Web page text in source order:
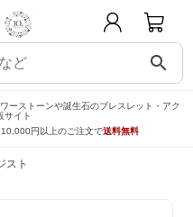
search
ーストーンや誕生石のブレスレット・アク
サイト
10,000円以上のご注文で送料無料
スト